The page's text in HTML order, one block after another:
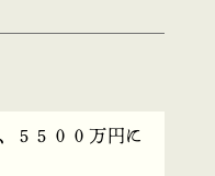
５５００万円に